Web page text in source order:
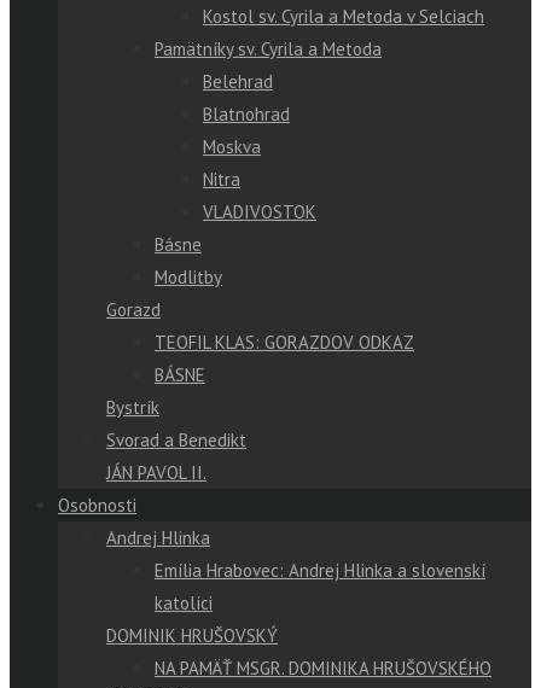
Kostol sv. Cyrila a Metoda v Selciach
Pamätníky sv. Cyrila a Metoda
Belehrad
Blatnohrad
Moskva
Nitra
VLADIVOSTOK
Básne
Modlitby
Gorazd
TEOFIL KLAS: GORAZDOV ODKAZ
BÁSNE
Bystrík
Svorad a Benedikt
JÁN PAVOL II.
Osobnosti
Andrej Hlinka
Emília Hrabovec: Andrej Hlinka a slovenskí
katolíci
DOMINIK HRUŠOVSKÝ
NA PAMÄŤ MSGR. DOMINIKA HRUŠOVSKÉHO